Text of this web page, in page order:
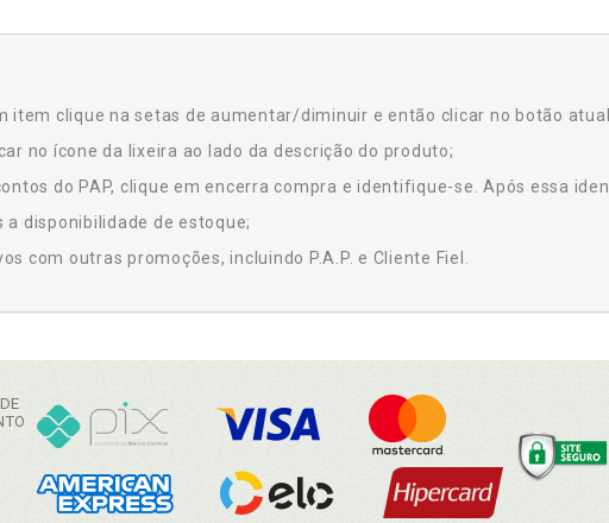
item clique na setas de aumentar/diminuir e então clicar no botão
no ícone da lixeira ao lado da descrição do produto;
do PAP, clique em encerra compra e identifique-se. Após essa
disponibilidade de estoque;
com outras promoções, incluindo P.A.P. e Cliente Fiel.